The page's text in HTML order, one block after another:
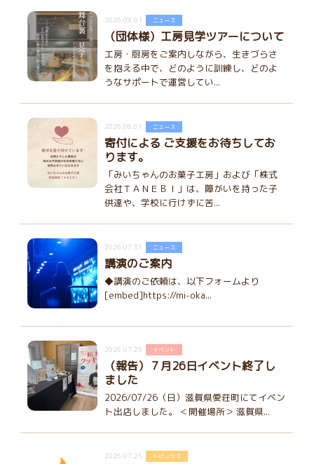
2026.08.01 ニュース
（団体様）工房見学ツアーについて
工房・厨房をご案内しながら、生きづらさ
を抱える中で、どのように訓練し、どのよ
うなサポートで運営してい...
2026.08.01 ニュース
寄付による ご支援をお待ちしてお
ります。
「みいちゃんのお菓子工房」および「株式
会社ＴＡＮＥＢＩ」は、障がいを持った子
供達や、学校に行けずに苦...
2026.07.31 ニュース
講演のご案内
◆講演のご依頼は、以下フォームより
[embed]https://mi-oka...
2026.07.25 イベント
（報告）７月26日イベント終了し
ました
2026/07/26（日）滋賀県愛荘町にてイベン
ト出店しました。 ＜開催場所＞ 滋賀県...
2026.07.25 トピックス